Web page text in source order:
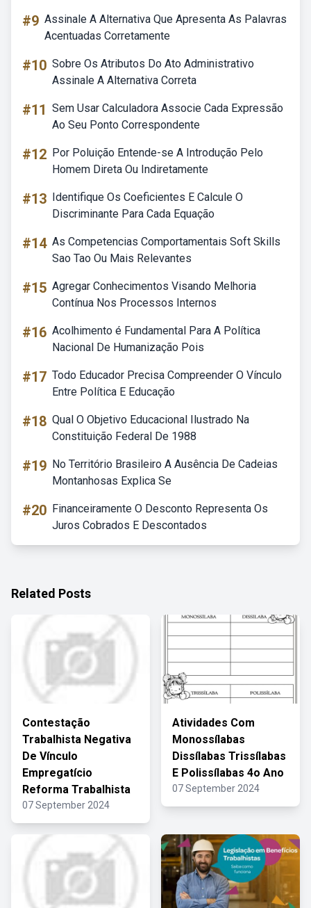
#9 Assinale A Alternativa Que Apresenta As Palavras
Acentuadas Corretamente
#10 Sobre Os Atributos Do Ato Administrativo
Assinale A Alternativa Correta
#11 Sem Usar Calculadora Associe Cada Expressão
Ao Seu Ponto Correspondente
#12 Por Poluição Entende-se A Introdução Pelo
Homem Direta Ou Indiretamente
#13 Identifique Os Coeficientes E Calcule O
Discriminante Para Cada Equação
#14 As Competencias Comportamentais Soft Skills
Sao Tao Ou Mais Relevantes
#15 Agregar Conhecimentos Visando Melhoria
Contínua Nos Processos Internos
#16 Acolhimento é Fundamental Para A Política
Nacional De Humanização Pois
#17 Todo Educador Precisa Compreender O Vínculo
Entre Política E Educação
#18 Qual O Objetivo Educacional Ilustrado Na
Constituição Federal De 1988
#19 No Território Brasileiro A Ausência De Cadeias
Montanhosas Explica Se
#20 Financeiramente O Desconto Representa Os
Juros Cobrados E Descontados
Related Posts
Contestação
Trabalhista Negativa
De Vínculo
Empregatício
Reforma Trabalhista
07 September 2024
Atividades Com
Monossílabas
Dissílabas Trissílabas
E Polissílabas 4o Ano
07 September 2024